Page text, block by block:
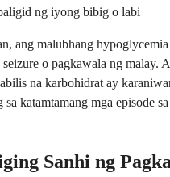
ng iyong bibig o labi
ang malubhang
o pagkawala ng malay.
na karbohidrat ay
sa katamtamang mga episode
Sanhi ng